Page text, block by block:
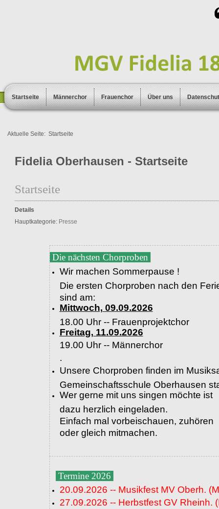
Startseite Männerchor Frauenchor Über uns
Aktuelle Seite: Startseite
Fidelia Oberhausen - Startseite
Startseite
Details
Hauptkategorie: Presse
Die nächsten Chorproben
Wir machen Sommerpause !
Die ersten Chorproben nach den
sind am:
Mittwoch, 09.09.2026
18.00 Uhr -- Frauenprojektchor
Freitag, 11.09.2026
19.00 Uhr -- Männerchor
.
Unsere Chorproben finden im
Gemeinschaftsschule Oberhausen
Wer gerne mit uns singen möchte ist
dazu herzlich eingeladen.
Einfach mal vorbeischauen, zuhören
oder gleich mitmachen.
Termine 2026
20.09.2026 -- Musikfest MV Oberh.
27.09.2026 -- Herbstfest GV Rheinh.